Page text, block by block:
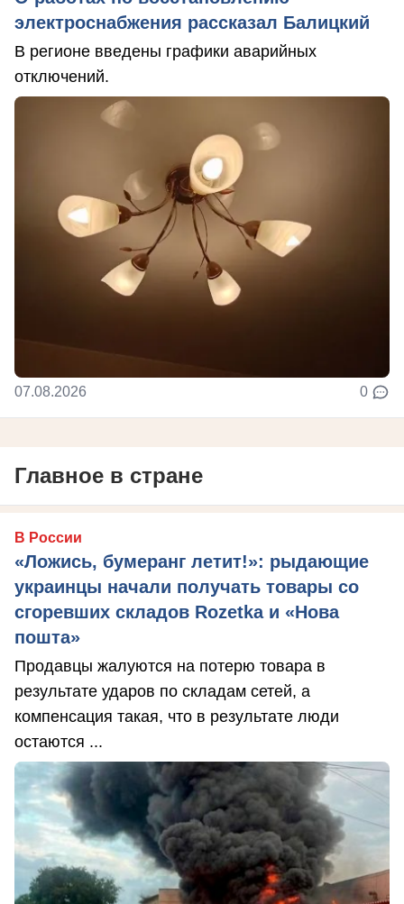
электроснабжения рассказал Балицкий
В регионе введены графики аварийных
отключений.
07.08.2026 0
Главное в стране
В России
«Ложись, бумеранг летит!»: рыдающие
украинцы начали получать товары со
сгоревших складов Rozetka и «Нова
пошта»
Продавцы жалуются на потерю товара в
результате ударов по складам сетей, а
компенсация такая, что в результате люди
остаются ...